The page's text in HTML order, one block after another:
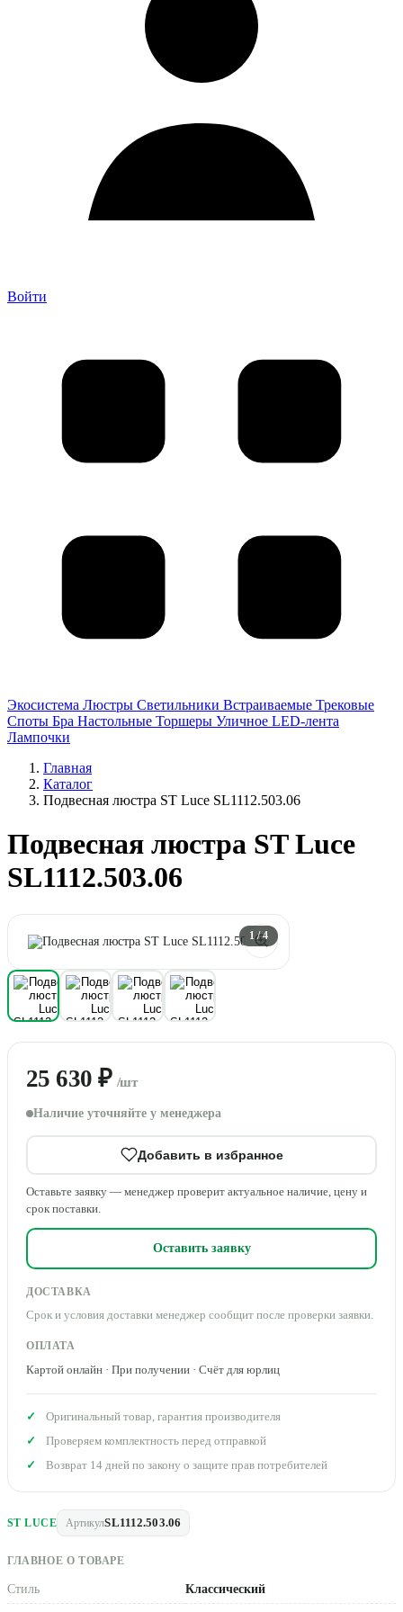
Войти
Экосистема Люстры Светильники Встраиваемые Трековые
Споты Бра Настольные Торшеры Уличное LED-лента
Лампочки
Главная
Каталог
Подвесная люстра ST Luce SL1112.503.06
Подвесная люстра ST Luce
SL1112.503.06
1/ 4
ST LUCE АртикулSL1112.503.06
ГЛАВНОЕ О ТОВАРЕ
Стиль Классический
25 630 ₽ /шт
Наличие уточняйте у менеджера
Добавить в избранное
Оставьте заявку — менеджер проверит актуальное наличие, цену и
срок поставки.
Оставить заявку
ДОСТАВКА
Срок и условия доставки менеджер сообщит после проверки заявки.
ОПЛАТА
Картой онлайн · При получении · Счёт для юрлиц
Оригинальный товар, гарантия производителя
Проверяем комплектность перед отправкой
Возврат 14 дней по закону о защите прав потребителей